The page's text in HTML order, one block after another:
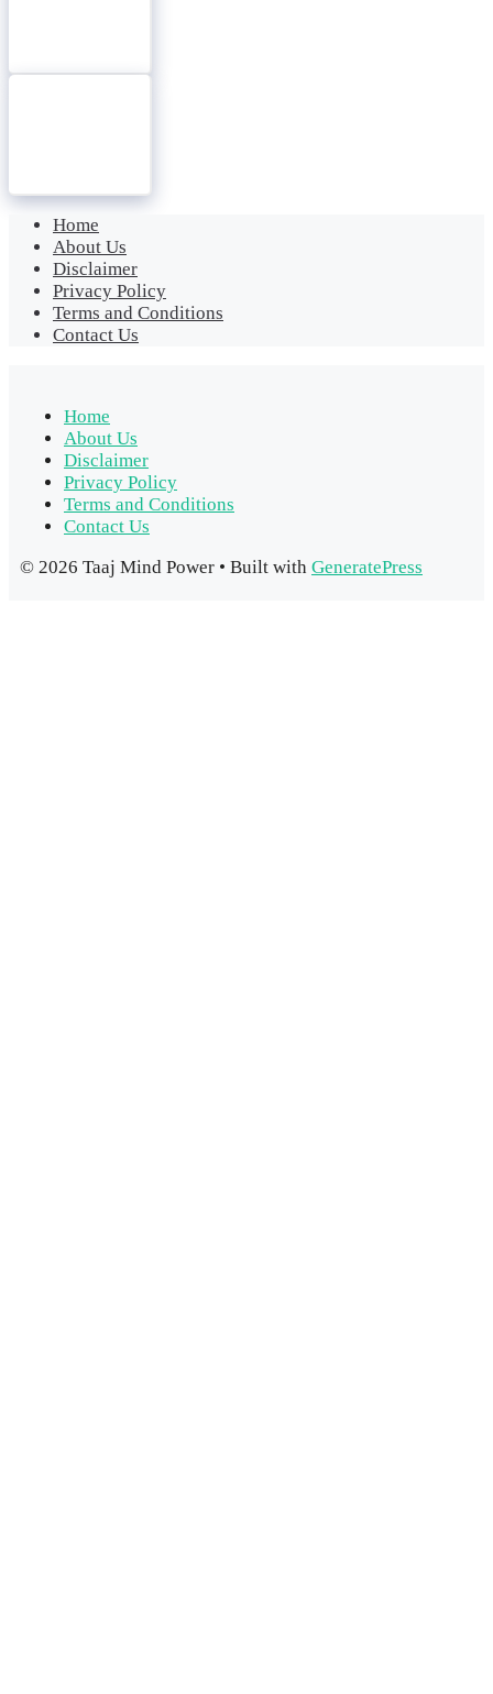
Home
About Us
Disclaimer
Privacy Policy
Terms and Conditions
Contact Us
Home
About Us
Disclaimer
Privacy Policy
Terms and Conditions
Contact Us
© 2026 Taaj Mind Power • Built with GeneratePress